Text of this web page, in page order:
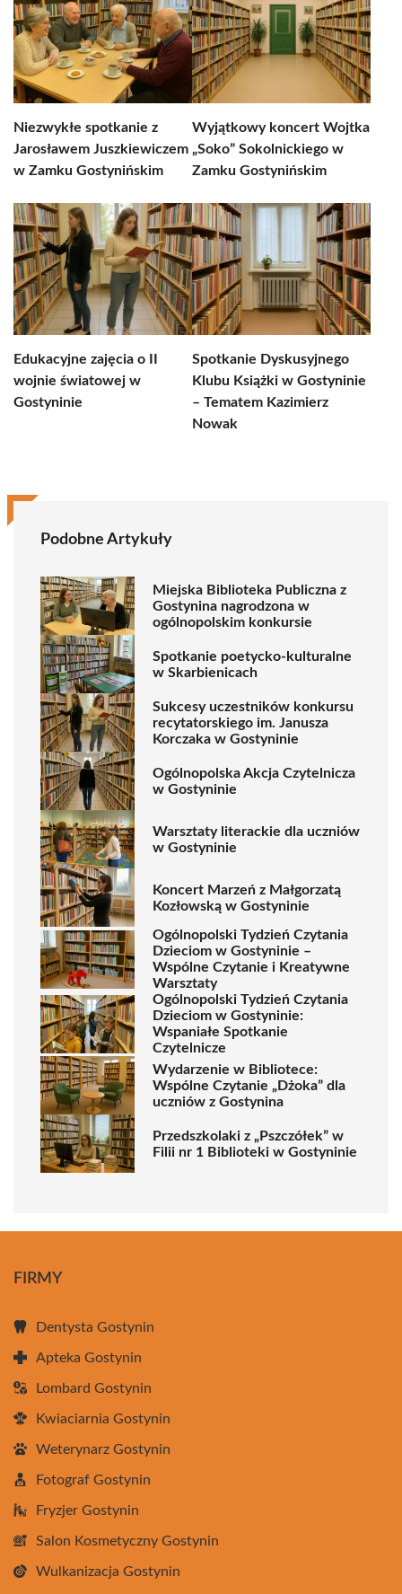
Niezwykłe spotkanie z
Jarosławem Juszkiewiczem
w Zamku Gostynińskim
Wyjątkowy koncert Wojtka
„Soko” Sokolnickiego w
Zamku Gostynińskim
Edukacyjne zajęcia o II
wojnie światowej w
Gostyninie
Spotkanie Dyskusyjnego
Klubu Książki w Gostyninie
– Tematem Kazimierz
Nowak
Podobne Artykuły
Miejska Biblioteka Publiczna z
Gostynina nagrodzona w
ogólnopolskim konkursie
Spotkanie poetycko-kulturalne
w Skarbienicach
Sukcesy uczestników konkursu
recytatorskiego im. Janusza
Korczaka w Gostyninie
Ogólnopolska Akcja Czytelnicza
w Gostyninie
Warsztaty literackie dla uczniów
w Gostyninie
Koncert Marzeń z Małgorzatą
Kozłowską w Gostyninie
Ogólnopolski Tydzień Czytania
Dzieciom w Gostyninie –
Wspólne Czytanie i Kreatywne
Warsztaty
Ogólnopolski Tydzień Czytania
Dzieciom w Gostyninie:
Wspaniałe Spotkanie
Czytelnicze
Wydarzenie w Bibliotece:
Wspólne Czytanie „Dżoka” dla
uczniów z Gostynina
Przedszkolaki z „Pszczółek” w
Filii nr 1 Biblioteki w Gostyninie
FIRMY
Dentysta Gostynin
Apteka Gostynin
Lombard Gostynin
Kwiaciarnia Gostynin
Weterynarz Gostynin
Fotograf Gostynin
Fryzjer Gostynin
Salon Kosmetyczny Gostynin
Wulkanizacja Gostynin